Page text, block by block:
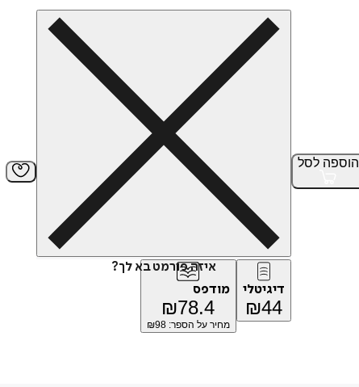
הוספה לסל
איזה פורמט בא לך?
דיגיטלי
₪44
מודפס
₪78.4
מחיר על הספר: ₪98